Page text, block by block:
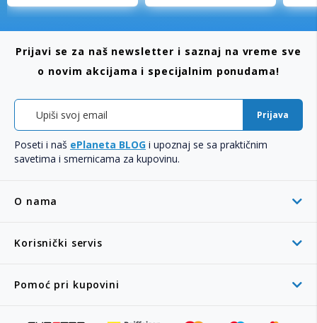
O nama
Korisnički servis
Pomoć pri kupovini
Prijavi se za naš newsletter i saznaj na vreme sve
o novim akcijama i specijalnim ponudama!
Prijava
Poseti i naš ePlaneta BLOG i upoznaj se sa praktičnim
savetima i smernicama za kupovinu.